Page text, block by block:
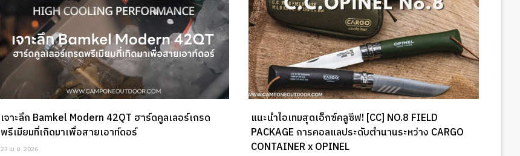
เจาะลึก Bamkel Modern 42QT ฮาร์ดคูลเลอร์เกรด
พรีเมียมที่เกิดมาเพื่อสายเอาท์ดอร์
23 เม.ย. 2026
แนะนำไอเทมสุดเอ็กซ์คลูซีฟ! [CC] NO.8 FIELD
PACKAGE การคอลแลประดับตำนานระหว่าง CARGO
CONTAINER x OPINEL